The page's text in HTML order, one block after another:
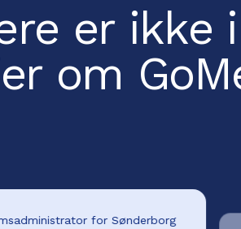
er ikke
om
for Sønderborg